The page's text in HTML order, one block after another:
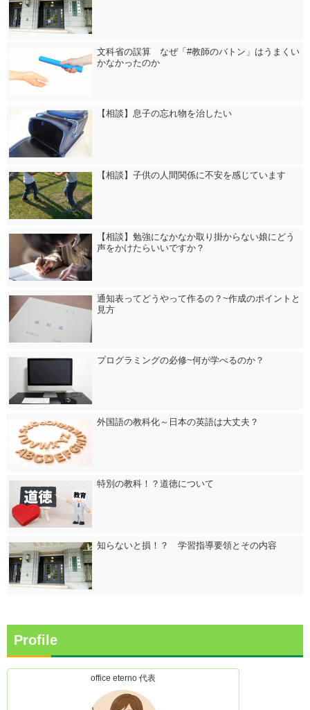
文科省の誤算 なぜ「#教師のバトン」はうまくい
かなかったのか
【相談】息子の忘れ物を治したい
【相談】子供の人間関係に不安を感じています
【相談】勉強になかなか取り掛からない娘にどう
声をかけたらいいですか？
通知表ってどうやって作るの？~作成のポイントと
見方
プログラミングの必修~何が学べるのか？
外国語の教科化～日本の英語は大丈夫？
特別の教科！？道徳について
知らないと損！？ 学習指導要領とその内容
Profile
office eterno 代表